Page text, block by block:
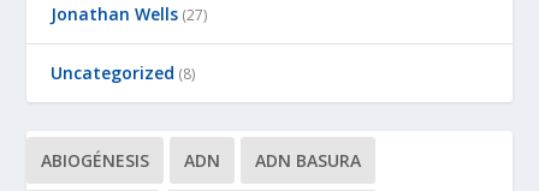
Jonathan Wells (27)
Uncategorized (8)
ABIOGÉNESIS ADN ADN BASURA